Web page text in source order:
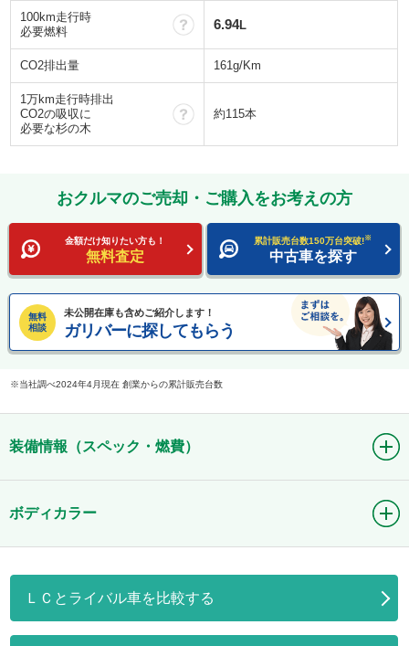
100km走行時
必要燃料
？6.94L
CO2排出量 161g/Km
1万km走行時排出
CO2の吸収に
必要な杉の木
？約115本
おクルマのご売却・ご購入をお考えの方
金額だけ知りたい方も！
無料査定
累計販売台数150万台突破!※
中古車を探す
無料
相談
未公開在庫も含めご紹介します！
ガリバーに探してもらう
当社調べ2024年4月現在 創業からの累計販売台数
装備情報（スペック・燃費）
ボディカラー
ＬＣとライバル車を比較する